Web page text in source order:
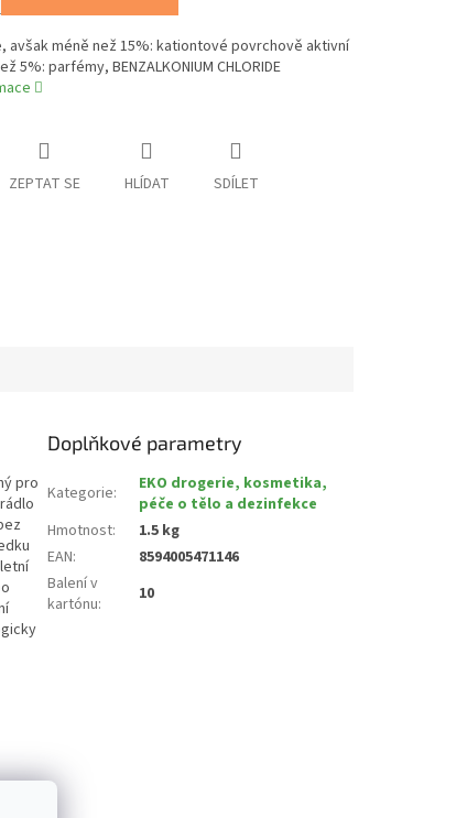
avšak méně než 15%: kationtové povrchově aktivní
5%: parfémy, BENZALKONIUM CHLORIDE
ZEPTAT SE HLÍDAT SDÍLET
pro
Doplňkové parametry
Kategorie:
EKO drogerie, kosmetika,
péče o tělo a dezinfekce
Hmotnost:
1.5 kg
EAN:
8594005471146
Balení v
kartónu: 10